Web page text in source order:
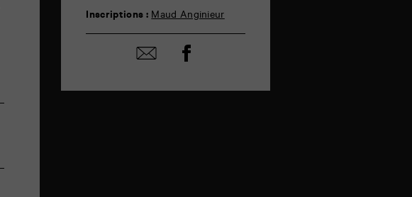
Inscriptions : Maud Anginieur
Partager
par
Partager
sur